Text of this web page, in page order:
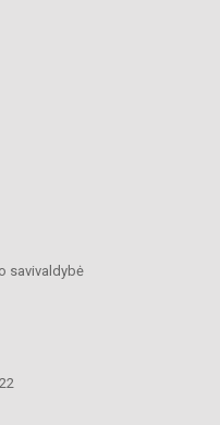
savivaldybė